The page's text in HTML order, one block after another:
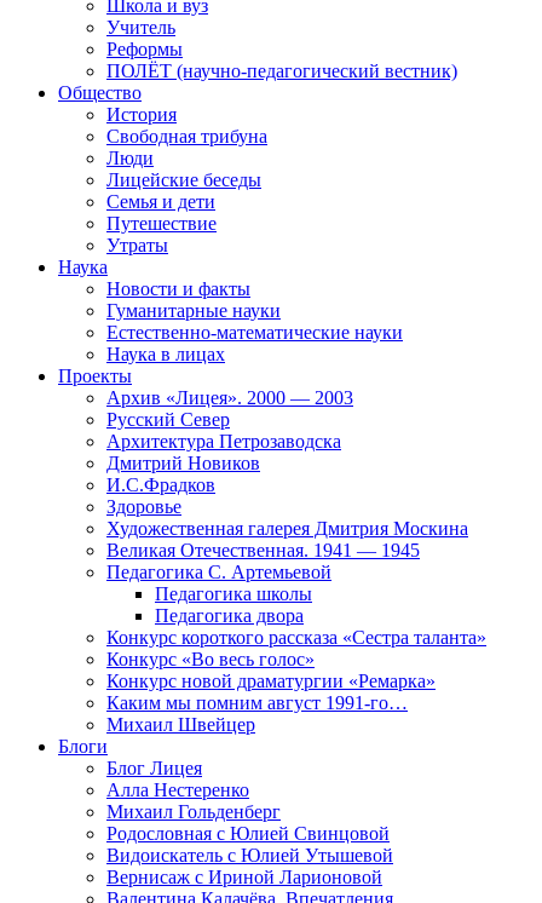
Школа и вуз
Учитель
Реформы
ПОЛЁТ (научно-педагогический вестник)
Общество
История
Свободная трибуна
Люди
Лицейские беседы
Семья и дети
Путешествие
Утраты
Наука
Новости и факты
Гуманитарные науки
Естественно-математические науки
Наука в лицах
Проекты
Архив «Лицея». 2000 — 2003
Русский Север
Архитектура Петрозаводска
Дмитрий Новиков
И.С.Фрадков
Здоровье
Художественная галерея Дмитрия Москина
Великая Отечественная. 1941 — 1945
Педагогика С. Артемьевой
Педагогика школы
Педагогика двора
Конкурс короткого рассказа «Сестра таланта»
Конкурс «Во весь голос»
Конкурс новой драматургии «Ремарка»
Каким мы помним август 1991-го…
Михаил Швейцер
Блоги
Блог Лицея
Алла Нестеренко
Михаил Гольденберг
Родословная с Юлией Свинцовой
Видоискатель с Юлией Утышевой
Вернисаж с Ириной Ларионовой